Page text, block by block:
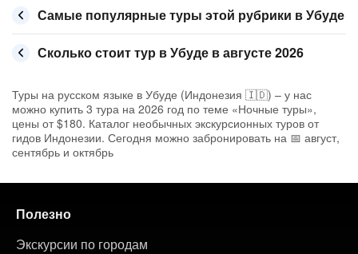
Самые популярные туры этой рубрики в Убуде
Сколько стоит тур в Убуде в августе 2026
Туры на русском языке в Убуде (Индонезия 🇮🇩) – у нас
можно купить 3 тура на 2026 год по теме «Ночные туры»,
цены от $180. Каталог необычных экскурсионных туров от
гидов Индонезии. Сегодня можно забронировать на 📅 август,
сентябрь и октябрь
Полезно
Экскурсии по городам